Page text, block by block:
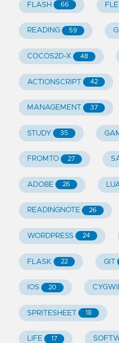
FLASH 66
READING 59
COCOS2D-X 48
ACTIONSCRIPT 42
MANAGEMENT 37
STUDY 35
FROMTO 27
ADOBE 26
READINGNOTE 26
WORDPRESS 24
FLASK 22 GIT
IOS 20
SPRITESHEET 18
LIFE 17